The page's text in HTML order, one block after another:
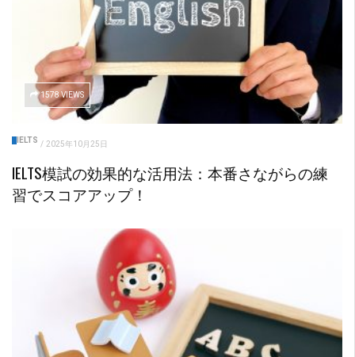
1578 VIEWS
IELTS / 2025年10月25日
IELTS模試の効果的な活用法：本番さながらの練
習でスコアアップ！